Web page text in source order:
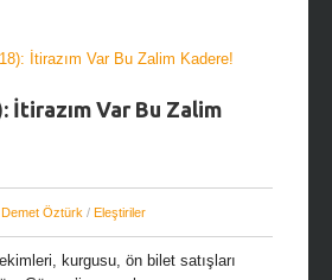
İtirazım Var Bu Zalim
Demet Öztürk / Eleştiriler
kurgusu, ön bilet satışları